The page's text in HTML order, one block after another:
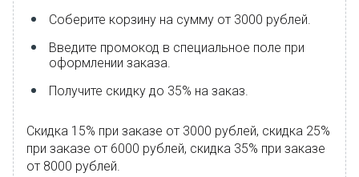
Соберите корзину на сумму от 3000 рублей.
Введите промокод в специальное поле при
оформлении заказа.
Получите скидку до 35% на заказ.
Скидка 15% при заказе от 3000 рублей, скидка 25%
при заказе от 6000 рублей, скидка 35% при заказе
от 8000 рублей.